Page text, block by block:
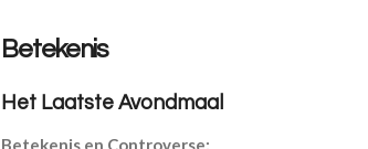
Betekenis
Het Laatste Avondmaal
Betekenis en Controverse: